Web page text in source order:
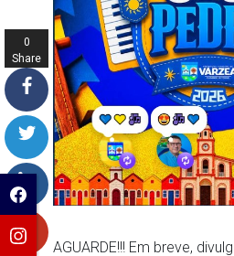
AGUARDE!!! Em breve,
0
Share
s